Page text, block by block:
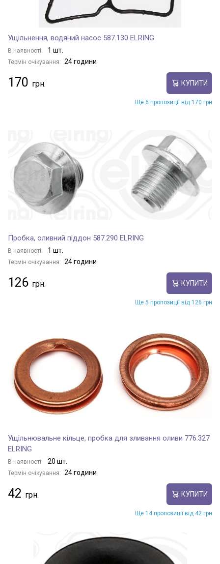
Ущільнення, водяний насос 587.130 ELRING
В наявності: 1 шт.
Термін очікування: 24 години
170 КУПИТИ
Ще 6 пропозиції від 170 грн
Пробка, оливний піддон 587.290 ELRING
В наявності: 1 шт.
Термін очікування: 24 години
126 КУПИТИ
Ще 5 пропозиції від 126 грн
Ущільнювальне кільце, пробка для зливання оливи 776.327
ELRING
В наявності: 20 шт.
Термін очікування: 24 години
42 КУПИТИ
Ще 14 пропозиції від 42 грн